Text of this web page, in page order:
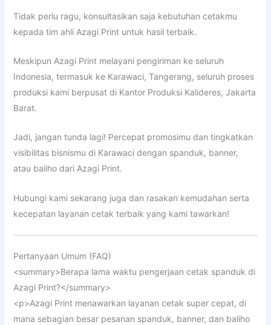
Tidak perlu ragu, konsultasikan saja kebutuhan cetakmu
kepada tim ahli Azagi Print untuk hasil terbaik.
Meskipun Azagi Print melayani pengiriman ke seluruh
Indonesia, termasuk ke Karawaci, Tangerang, seluruh proses
produksi kami berpusat di Kantor Produksi Kalideres, Jakarta
Barat.
Jadi, jangan tunda lagi! Percepat promosimu dan tingkatkan
visibilitas bisnismu di Karawaci dengan spanduk, banner,
atau baliho dari Azagi Print.
Hubungi kami sekarang juga dan rasakan kemudahan serta
kecepatan layanan cetak terbaik yang kami tawarkan!
Pertanyaan Umum (FAQ)
<summary>Berapa lama waktu pengerjaan cetak spanduk di
Azagi Print?</summary>
<p>Azagi Print menawarkan layanan cetak super cepat, di
mana sebagian besar pesanan spanduk, banner, dan baliho